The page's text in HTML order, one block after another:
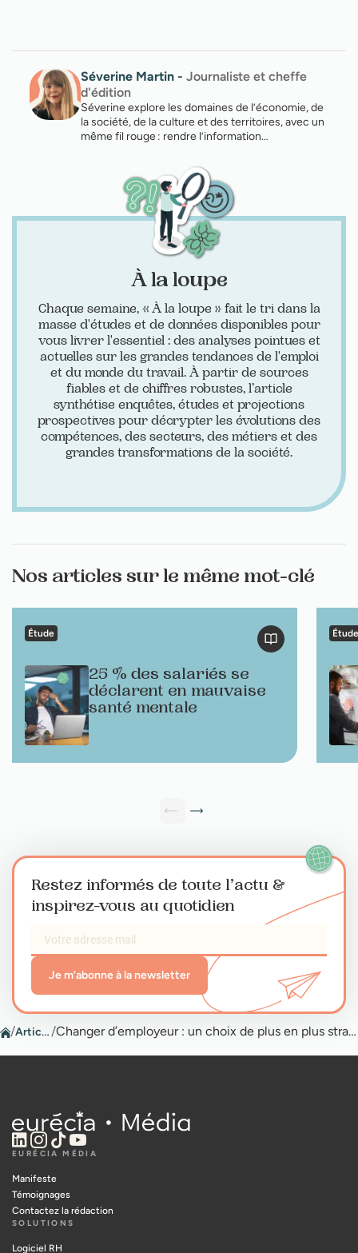
Séverine Martin - Journaliste et cheffe
d'édition
Séverine explore les domaines de l’économie, de
la société, de la culture et des territoires, avec un
même fil rouge : rendre l’information…
À la loupe
Chaque semaine, « À la loupe » fait le tri dans la
masse d'études et de données disponibles pour
vous livrer l'essentiel : des analyses pointues et
actuelles sur les grandes tendances de l'emploi
et du monde du travail. À partir de sources
fiables et de chiffres robustes, l’article
synthétise enquêtes, études et projections
prospectives pour décrypter les évolutions des
compétences, des secteurs, des métiers et des
grandes transformations de la société.
Nos articles sur le même mot-clé
Étude
25 % des salariés se
déclarent en mauvaise
santé mentale
Étude
Restez informés de toute l’actu &
inspirez-vous au quotidien
Je m’abonne à la newsletter
/ Articles / Changer d’employeur : un choix de plus en plus stratégique
EURÉCIA MÉDIA
Manifeste
Témoignages
Contactez la rédaction
SOLUTIONS
Logiciel RH